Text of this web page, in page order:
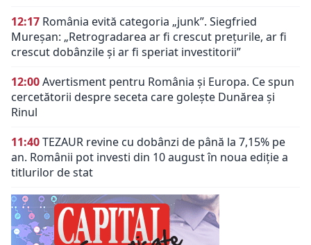
12:17 România evită categoria „junk”. Siegfried
Mureșan: „Retrogradarea ar fi crescut preţurile, ar fi
crescut dobânzile şi ar fi speriat investitorii”
12:00Avertisment pentru România și Europa. Ce spun
cercetătorii despre seceta care golește Dunărea și
Rinul
11:40TEZAUR revine cu dobânzi de până la 7,15% pe
an. Românii pot investi din 10 august în noua ediție a
titlurilor de stat